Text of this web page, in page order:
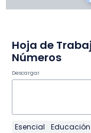
Hoja de
Números
Descargar
Esencial Educación